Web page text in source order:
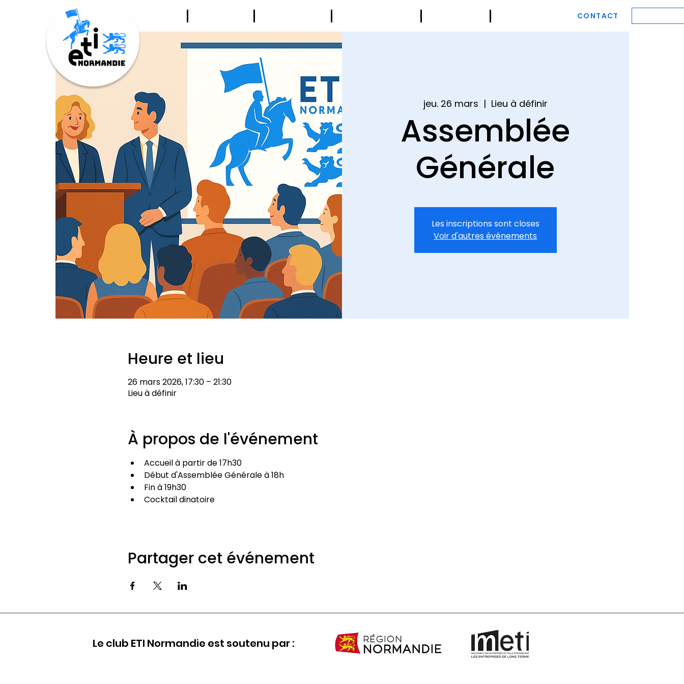
CONTACT
jeu. 26 mars
  |
Lieu à définir
Assemblée
Générale
Les inscriptions sont closes
Voir d'autres événements
Heure et lieu
26 mars 2026, 17:30 – 21:30
Lieu à définir
À propos de l'événement
Accueil à partir de 17h30
Début d'Assemblée Générale à 18h
Fin à 19h30
Cocktail dinatoire
Partager cet événement
Le club ETI Normandie est soutenu par :